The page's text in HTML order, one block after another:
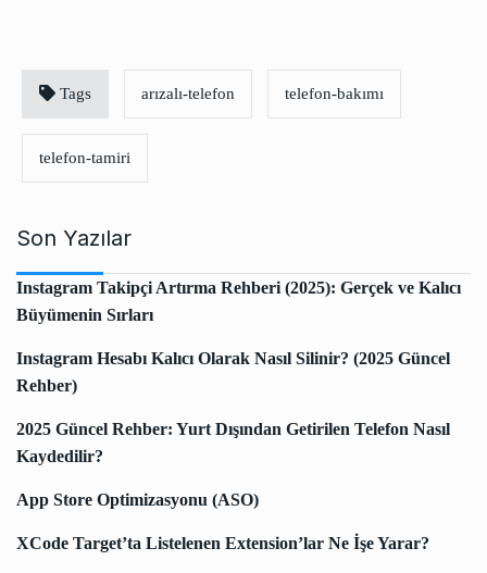
Tags arızalı-telefon telefon-bakımı
telefon-tamiri
Son Yazılar
Instagram Takipçi Artırma Rehberi (2025): Gerçek ve Kalıcı
Büyümenin Sırları
Instagram Hesabı Kalıcı Olarak Nasıl Silinir? (2025 Güncel
Rehber)
2025 Güncel Rehber: Yurt Dışından Getirilen Telefon Nasıl
Kaydedilir?
App Store Optimizasyonu (ASO)
XCode Target’ta Listelenen Extension’lar Ne İşe Yarar?